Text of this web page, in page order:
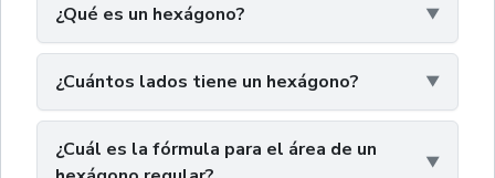
¿Qué es un hexágono?
¿Cuántos lados tiene un hexágono?
¿Cuál es la fórmula para el área de un